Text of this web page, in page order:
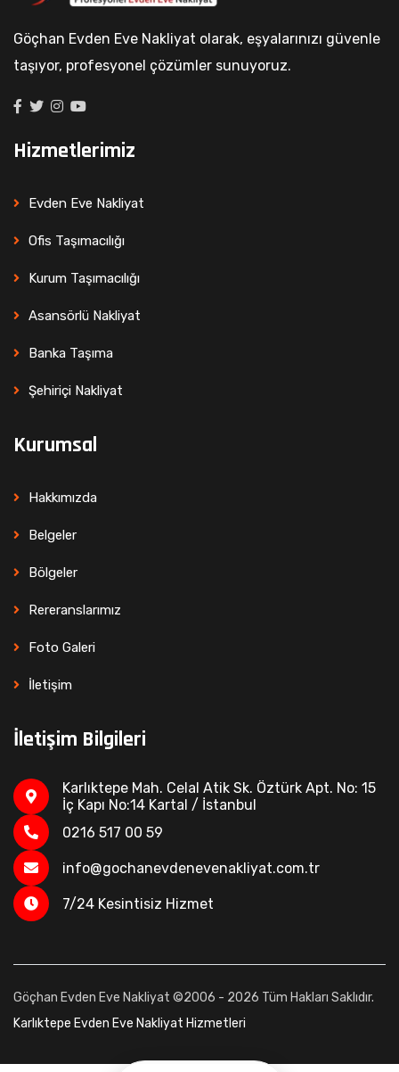
Göçhan Evden Eve Nakliyat olarak, eşyalarınızı güvenle
taşıyor, profesyonel çözümler sunuyoruz.
Hizmetlerimiz
Evden Eve Nakliyat
Ofis Taşımacılığı
Kurum Taşımacılığı
Asansörlü Nakliyat
Banka Taşıma
Şehiriçi Nakliyat
Kurumsal
Hakkımızda
Belgeler
Bölgeler
Rereranslarımız
Foto Galeri
İletişim
İletişim Bilgileri
Karlıktepe Mah. Celal Atik Sk. Öztürk Apt. No: 15
İç Kapı No:14 Kartal / İstanbul
0216 517 00 59
info@gochanevdenevenakliyat.com.tr
7/24 Kesintisiz Hizmet
Göçhan Evden Eve Nakliyat ©2006 - 2026 Tüm Hakları Saklıdır.
Karlıktepe Evden Eve Nakliyat Hizmetleri